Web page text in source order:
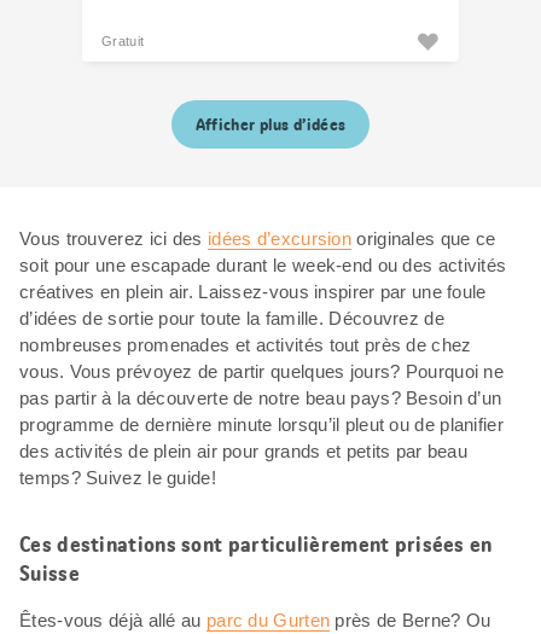
Gratuit
Afficher plus d’idées
Vous trouverez ici des idées d’excursion originales que ce
soit pour une escapade durant le week-end ou des activités
créatives en plein air. Laissez-vous inspirer par une foule
d’idées de sortie pour toute la famille. Découvrez de
nombreuses promenades et activités tout près de chez
vous. Vous prévoyez de partir quelques jours? Pourquoi ne
pas partir à la découverte de notre beau pays? Besoin d’un
programme de dernière minute lorsqu’il pleut ou de planifier
des activités de plein air pour grands et petits par beau
temps? Suivez le guide!
Ces destinations sont particulièrement prisées en
Suisse
Êtes-vous déjà allé au parc du Gurten près de Berne? Ou